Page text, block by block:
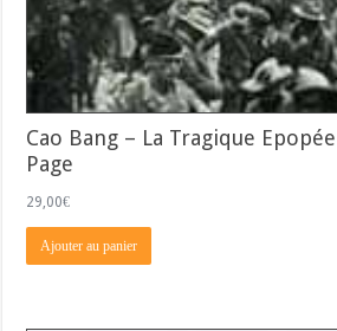
Cao Bang – La Tragique
Page
29,00€
Ajouter au panier